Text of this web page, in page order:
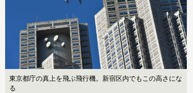
東京都庁の真上を飛ぶ飛行機。新宿区内でもこの高さにな
る